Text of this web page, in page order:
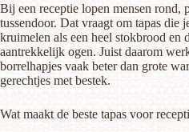
Bij een receptie lopen mensen rond,
tussendoor. Dat vraagt om tapas die
kruimelen als een heel stokbrood en
aantrekkelijk ogen. Juist daarom
borrelhapjes vaak beter dan grote
gerechtjes met bestek.
Wat maakt de beste tapas voor